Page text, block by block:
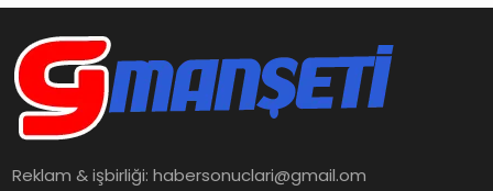
ANA DEMO
TEKNOLOJI
MAGAZIN
Reklam & işbirliği:habersonuclari@gmail.om